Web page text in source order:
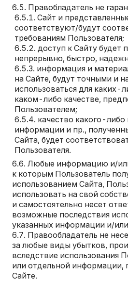
Правобладатель не
Сайт и
соответствуют/будут
требованиям Пользователя;
доступ к Сайту будет
непрерывно, быстро,
информация и
на Сайте, будут точными и
использоваться для каких-
каком-либо качестве,
Пользователем;
качество какого-либо
информации и пр.,
Сайта, будет
Пользователя.
Любые информацию и/
к которым Пользователь
использованием Сайта,
использовать на свой
и самостоятельно несет
возможные последствия
указанных информации и/
Правообладатель не
за любые виды убытков,
вследствие использования
или отдельной информации,
Сайте.